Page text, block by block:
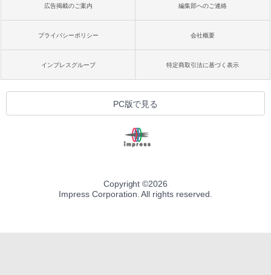
広告掲載のご案内 編集部へのご連絡
プライバシーポリシー 会社概要
インプレスグループ 特定商取引法に基づく表示
PC版で見る
Copyright ©2026
Impress Corporation. All rights reserved.